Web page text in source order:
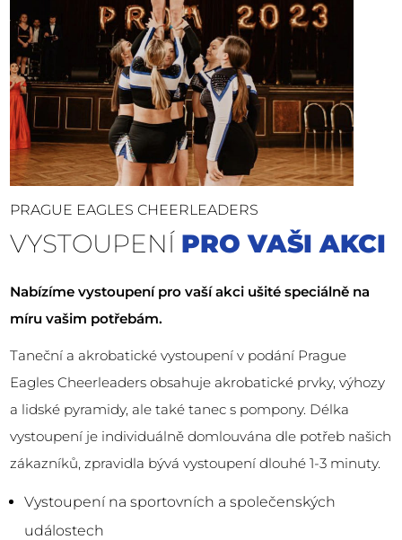
PRAGUE EAGLES CHEERLEADERS
VYSTOUPENÍ PRO VAŠI AKCI
Nabízíme vystoupení pro vaší akci ušité speciálně na
míru vašim potřebám.
Taneční a akrobatické vystoupení v podání Prague
Eagles Cheerleaders obsahuje akrobatické prvky, výhozy
a lidské pyramidy, ale také tanec s pompony. Délka
vystoupení je individuálně domlouvána dle potřeb našich
zákazníků, zpravidla bývá vystoupení dlouhé 1-3 minuty.
Vystoupení na sportovních a společenských
událostech